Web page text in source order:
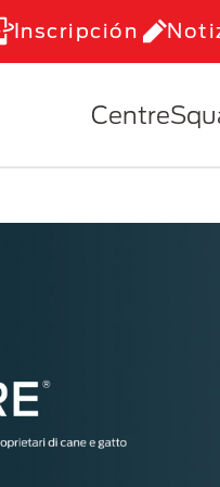
Inscripción